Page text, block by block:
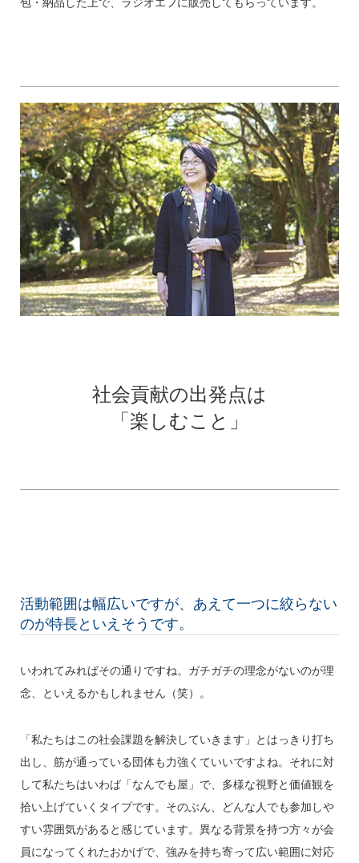
社会貢献の出発点は
「楽しむこと」
活動範囲は幅広いですが、あえて一つに絞らない
のが特長といえそうです。
いわれてみればその通りですね。ガチガチの理念がないのが理
念、といえるかもしれません（笑）。
「私たちはこの社会課題を解決していきます」とはっきり打ち
出し、筋が通っている団体も力強くていいですよね。それに対
して私たちはいわば「なんでも屋」で、多様な視野と価値観を
拾い上げていくタイプです。そのぶん、どんな人でも参加しや
すい雰囲気があると感じています。異なる背景を持つ方々が会
員になってくれたおかげで、強みを持ち寄って広い範囲に対応